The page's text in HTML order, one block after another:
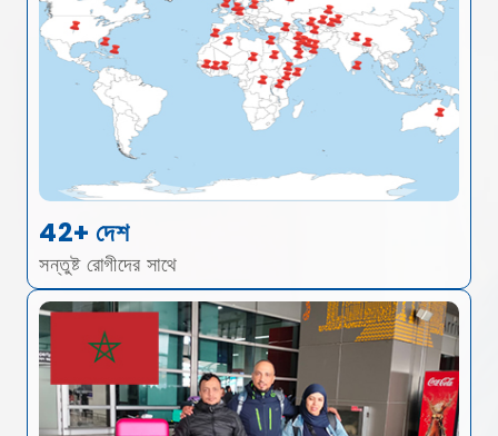
42+ দেশ
সন্তুষ্ট রোগীদের সাথে